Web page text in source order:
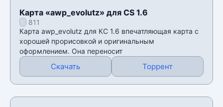
Карта «awp_evolutz» для CS 1.6
811
Карта awp_evolutz для КС 1.6 впечатляющая карта с
хорошей прорисовкой и оригинальным
оформлением. Она переносит
Скачать Торрент